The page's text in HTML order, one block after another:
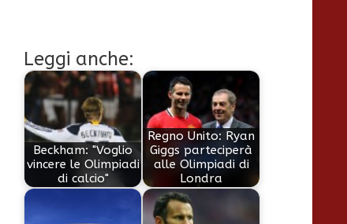
Leggi anche:
Beckham: "Voglio
vincere le Olimpiadi
di calcio"
Regno Unito: Ryan
Giggs parteciperà
alle Olimpiadi di
Londra